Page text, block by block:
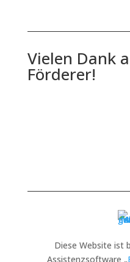
Vielen Dank
Förderer!
Diese Website ist
Assistenzsoftware „